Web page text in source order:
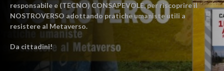
responsabile e (TECNO) CONSAPEVOLE, per riscoprire il
NOSTROVERSO adottando pratiche umaniste utili a
resistere al Metaverso.
Da cittadini!